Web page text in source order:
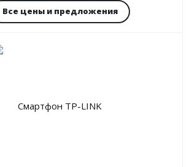
Все цены и предложения